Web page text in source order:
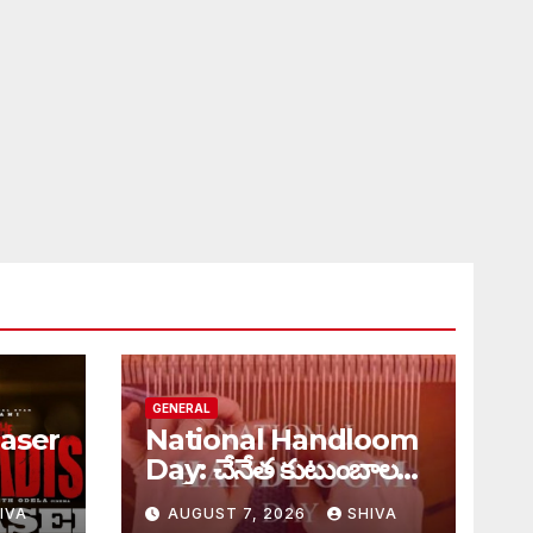
GENERAL
National Handloom
Day: చేనేత కుటుంబాలకు
భారీ ఊరట..
AUGUST 7, 2026 SHIVA